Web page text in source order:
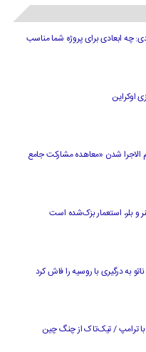
چه ابعادی برای پروژه شما مناسب
اوکراین
الاجرا شدن «معاهده مشارکت جامع
و بلر، استعمار بزک‌شده است
به درگیری با روسیه را فاش کرد
عرب با ترامپ / تیک‌تاک از چنگ چین